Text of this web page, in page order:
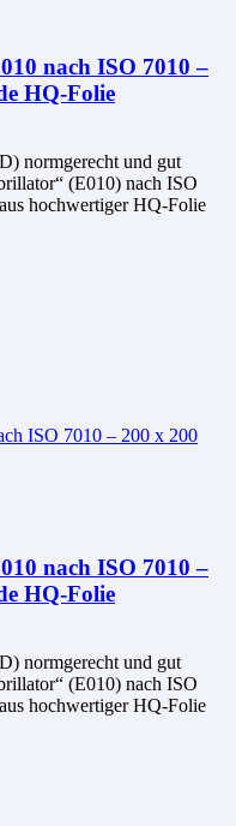
nach ISO 7010 –
HQ-Folie
normgerecht und gut
(E010) nach ISO
hochwertiger HQ-Folie
nach ISO 7010 –
HQ-Folie
normgerecht und gut
(E010) nach ISO
hochwertiger HQ-Folie